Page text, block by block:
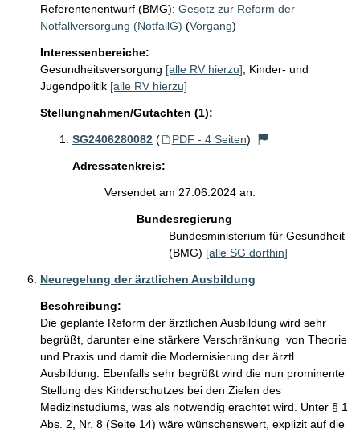
Referentenentwurf (BMG): Gesetz zur Reform der
Notfallversorgung (NotfallG) (Vorgang)
Interessenbereiche:
Gesundheitsversorgung [alle RV hierzu]; Kinder- und
Jugendpolitik [alle RV hierzu]
Stellungnahmen/Gutachten (1):
SG2406280082 ( PDF - 4 Seiten)
Adressatenkreis:
Versendet am 27.06.2024 an:
Bundesregierung
Bundesministerium für Gesundheit
(BMG) [alle SG dorthin]
Neuregelung der ärztlichen Ausbildung
Beschreibung:
Die geplante Reform der ärztlichen Ausbildung wird sehr
begrüßt, darunter eine stärkere Verschränkung  von Theorie
und Praxis und damit die Modernisierung der ärztl.
Ausbildung. Ebenfalls sehr begrüßt wird die nun prominente
Stellung des Kinderschutzes bei den Zielen des
Medizinstudiums, was als notwendig erachtet wird. Unter § 1
Abs. 2, Nr. 8 (Seite 14) wäre wünschenswert, explizit auf die